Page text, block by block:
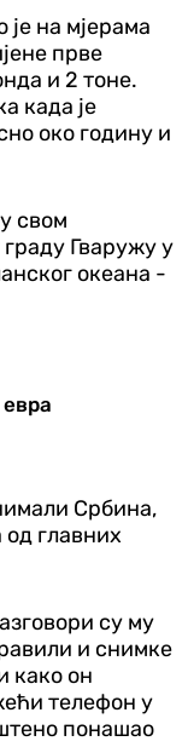
је на мјерама
прве
и 2 тоне.
када је
око годину и
свом
граду Гваружу у
океана -
Србина,
од главних
су му
и снимке
како он
телефон у
понашао